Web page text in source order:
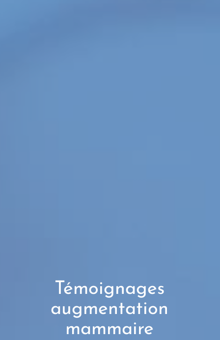
Témoignages
augmentation
mammaire